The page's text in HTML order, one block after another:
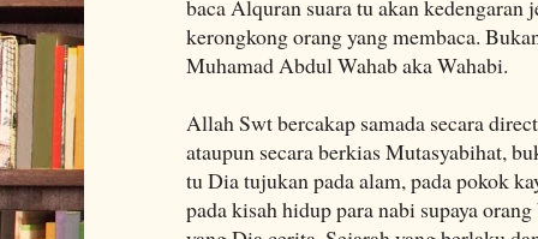
baca Alquran suara tu akan kedengaran
kerongkong orang yang membaca.
Muhamad Abdul Wahab aka Wahabi.
Allah Swt bercakap samada secara
ataupun secara berkias Mutasyabihat,
tu Dia tujukan pada alam, pada pokok
pada kisah hidup para nabi supaya